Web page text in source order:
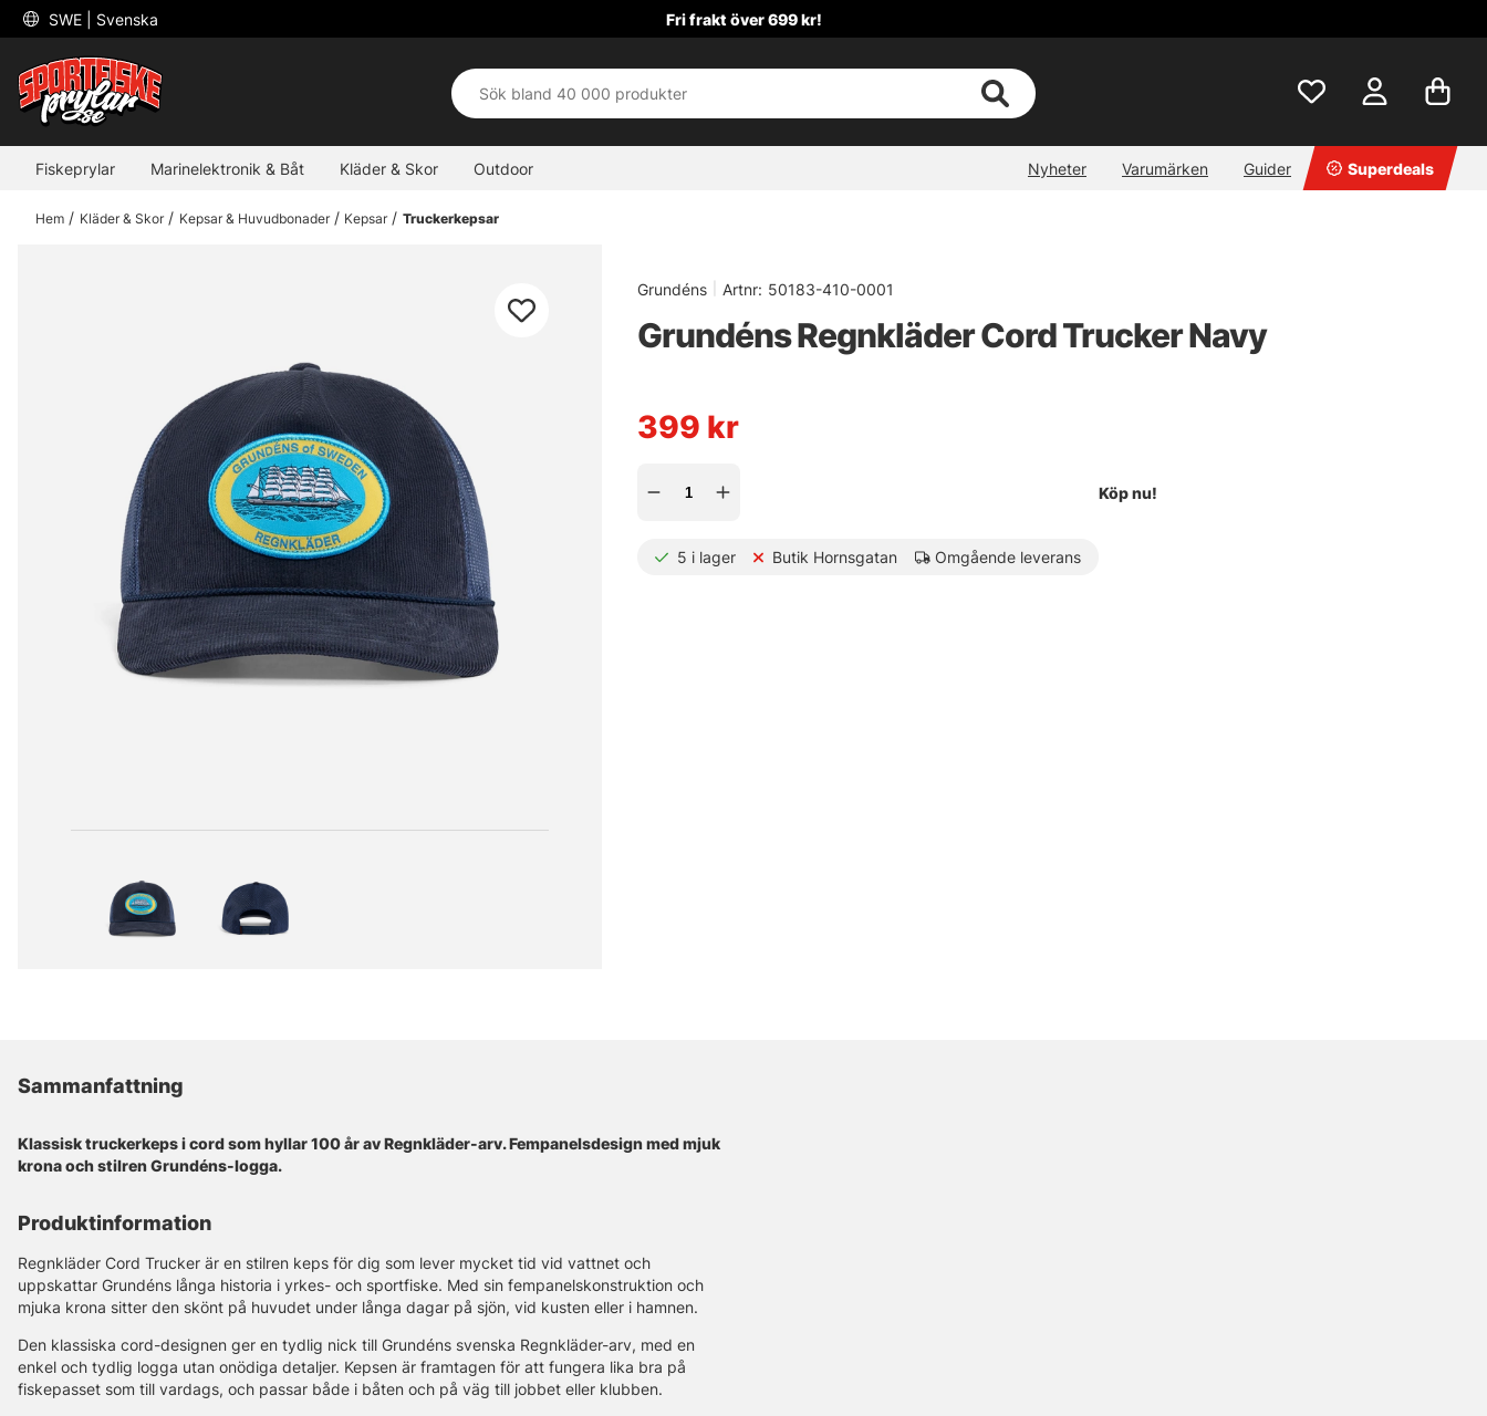
SWE | Svenska Fri frakt över 699 kr!
Fiskeprylar Marinelektronik & Båt Kläder & Skor Outdoor Nyheter Varumärken Guider Superdeals
Hem Kläder & Skor Kepsar & Huvudbonader Kepsar Truckerkepsar
Grundéns Artnr: 50183-410-0001
Grundéns Regnkläder Cord Trucker Navy
399 kr
Köp nu!
5 i lager Butik Hornsgatan Omgående leverans
Sammanfattning
Klassisk truckerkeps i cord som hyllar 100 år av Regnkläder-arv. Fempanelsdesign med mjuk
krona och stilren Grundéns-logga.
Produktinformation
Regnkläder Cord Trucker är en stilren keps för dig som lever mycket tid vid vattnet och
uppskattar Grundéns långa historia i yrkes- och sportfiske. Med sin fempanelskonstruktion och
mjuka krona sitter den skönt på huvudet under långa dagar på sjön, vid kusten eller i hamnen.
Den klassiska cord-designen ger en tydlig nick till Grundéns svenska Regnkläder-arv, med en
enkel och tydlig logga utan onödiga detaljer. Kepsen är framtagen för att fungera lika bra på
fiskepasset som till vardags, och passar både i båten och på väg till jobbet eller klubben.